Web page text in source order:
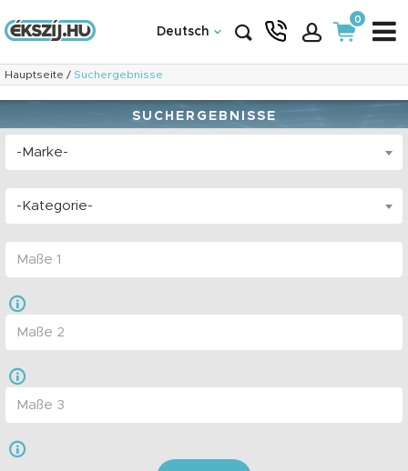
Deutsch
0
Hauptseite / Suchergebnisse
SUCHERGEBNISSE
-Marke-
-Kategorie-